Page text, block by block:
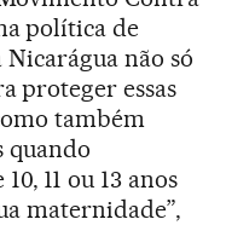
política de
não só
proteger essas
também
quando
11 ou 13 anos
maternidade”,